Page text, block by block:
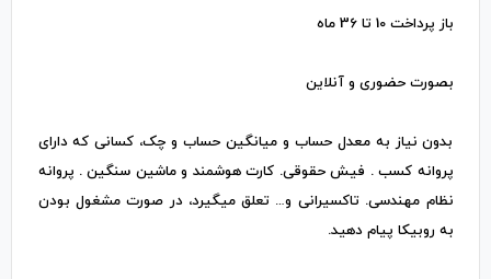
باز پرداخت 10 تا 36 ماه
بصورت حضوری و آنلاین
بدون نیاز به معدل حساب و میانگین حساب و چک، کسانی که دارای
پروانه کسب . فیش حقوقی. کارت هوشمند و ماشین سنگین . پروانه
نظام مهندسی. تاکسیرانی و… تعلق میگیرد، در صورت مشغول بودن
به روبیکا پیام دهید.